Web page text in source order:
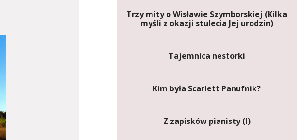
Trzy mity o Wisławie Szymborskiej (Kilka
myśli z okazji stulecia Jej urodzin)
Tajemnica nestorki
Kim była Scarlett Panufnik?
Z zapisków pianisty (I)